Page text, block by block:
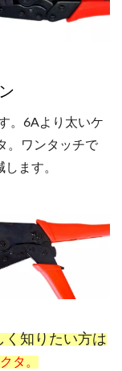
。6Aより太いケ
。ワンタッチで
ます。
く知りたい方は
タ。